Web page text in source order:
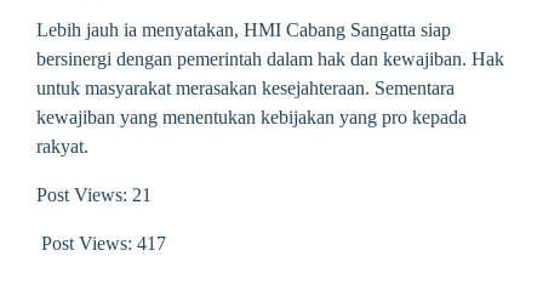
Lebih jauh ia menyatakan, HMI Cabang Sangatta siap
bersinergi dengan pemerintah dalam hak dan kewajiban. Hak
untuk masyarakat merasakan kesejahteraan. Sementara
kewajiban yang menentukan kebijakan yang pro kepada
rakyat.
Post Views: 21
Post Views: 417